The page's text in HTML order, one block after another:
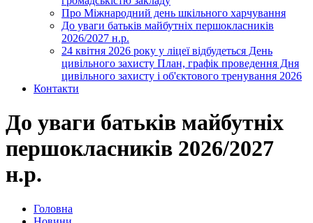
Про Міжнародний день шкільного харчування
До уваги батьків майбутніх першокласників
2026/2027 н.р.
24 квітня 2026 року у ліцеї відбудеться День
цивільного захисту План, графік проведення Дня
цивільного захисту і об'єктового тренування 2026
Контакти
До уваги батьків майбутніх
першокласників 2026/2027
н.р.
Головна